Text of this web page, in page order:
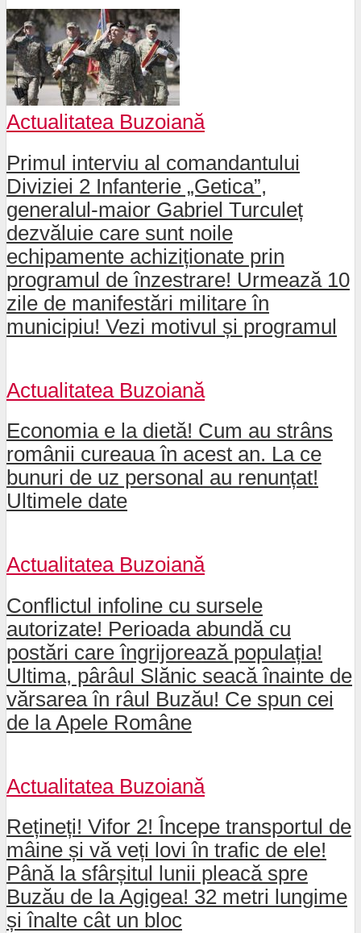
Actualitatea Buzoiană
Primul interviu al comandantului
Diviziei 2 Infanterie „Getica”,
generalul-maior Gabriel Turculeț
dezvăluie care sunt noile
echipamente achiziționate prin
programul de înzestrare! Urmează 10
zile de manifestări militare în
municipiu! Vezi motivul și programul
Actualitatea Buzoiană
Economia e la dietă! Cum au strâns
românii cureaua în acest an. La ce
bunuri de uz personal au renunțat!
Ultimele date
Actualitatea Buzoiană
Conflictul infoline cu sursele
autorizate! Perioada abundă cu
postări care îngrijorează populația!
Ultima, pârâul Slănic seacă înainte de
vărsarea în râul Buzău! Ce spun cei
de la Apele Române
Actualitatea Buzoiană
Rețineți! Vifor 2! Începe transportul de
mâine și vă veți lovi în trafic de ele!
Până la sfârșitul lunii pleacă spre
Buzău de la Agigea! 32 metri lungime
și înalte cât un bloc